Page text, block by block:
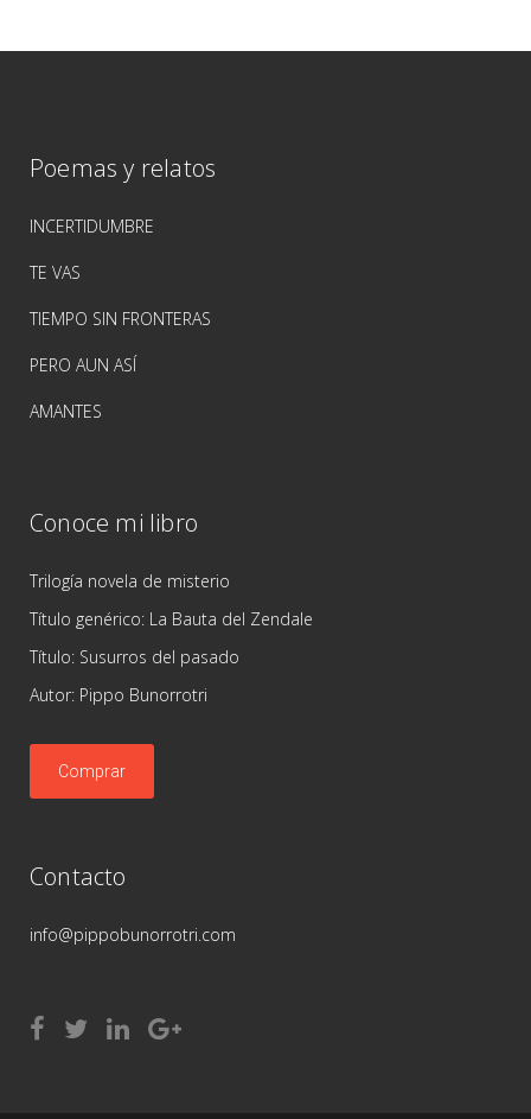
Poemas y relatos
INCERTIDUMBRE
TE VAS
TIEMPO SIN FRONTERAS
PERO AUN ASÍ
AMANTES
Conoce mi libro
Trilogía novela de misterio
Título genérico: La Bauta del Zendale
Título: Susurros del pasado
Autor: Pippo Bunorrotri
Comprar
Contacto
info@pippobunorrotri.com